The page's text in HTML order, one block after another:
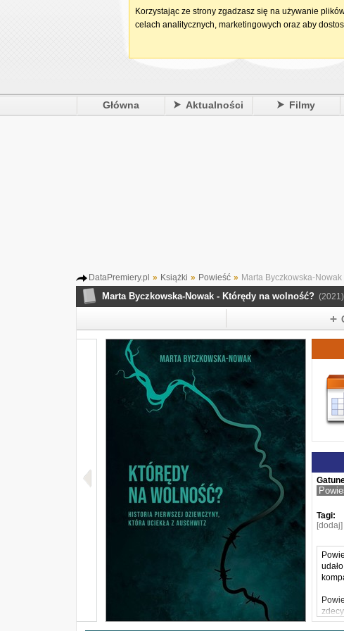
Główna Aktualności Filmy
DataPremiery.pl » Książki » Powieść » Marta Byczkowska-
Marta Byczkowska-Nowak - Którędy na wolność? (2021)
Tagi:
[dodaj]
Korzystając ze strony zgadzasz się na używanie
celach analitycznych, marketingowych oraz aby